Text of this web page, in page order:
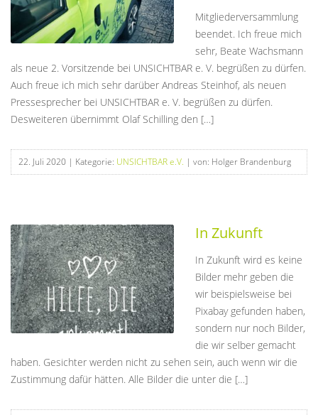
Mitgliederversammlung
beendet. Ich freue mich
sehr, Beate Wachsmann
als neue 2. Vorsitzende bei UNSICHTBAR e. V. begrüßen zu dürfen.
Auch freue ich mich sehr darüber Andreas Steinhof, als neuen
Pressesprecher bei UNSICHTBAR e. V. begrüßen zu dürfen.
Desweiteren übernimmt Olaf Schilling den […]
22. Juli 2020 | Kategorie: UNSICHTBAR e.V. | von: Holger Brandenburg
In Zukunft
In Zukunft wird es keine
Bilder mehr geben die
wir beispielsweise bei
Pixabay gefunden haben,
sondern nur noch Bilder,
die wir selber gemacht
haben. Gesichter werden nicht zu sehen sein, auch wenn wir die
Zustimmung dafür hätten. Alle Bilder die unter die […]